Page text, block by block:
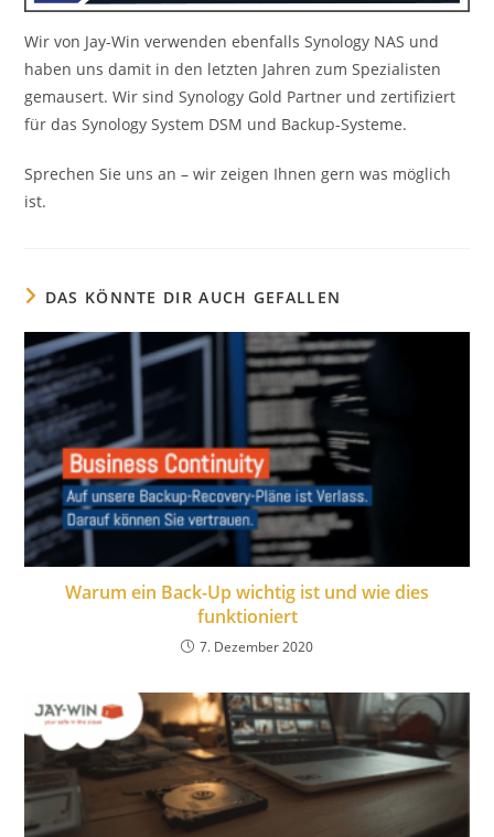
Wir von Jay-Win verwenden ebenfalls Synology NAS und
haben uns damit in den letzten Jahren zum Spezialisten
gemausert. Wir sind Synology Gold Partner und zertifiziert
für das Synology System DSM und Backup-Systeme.
Sprechen Sie uns an – wir zeigen Ihnen gern was möglich
ist.
DAS KÖNNTE DIR AUCH GEFALLEN
Warum ein Back-Up wichtig ist und wie dies
funktioniert
7. Dezember 2020